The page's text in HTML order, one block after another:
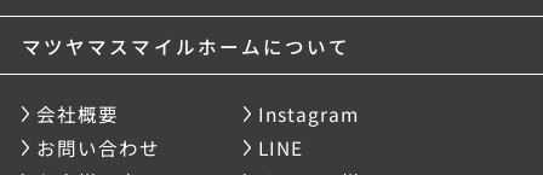
マツヤマスマイルホームについて
会社概要
Instagram
お問い合わせ
LINE